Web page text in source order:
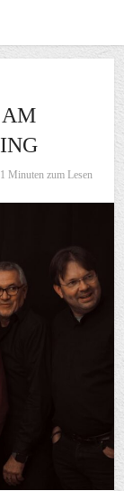
AM
1 Minuten zum Lesen